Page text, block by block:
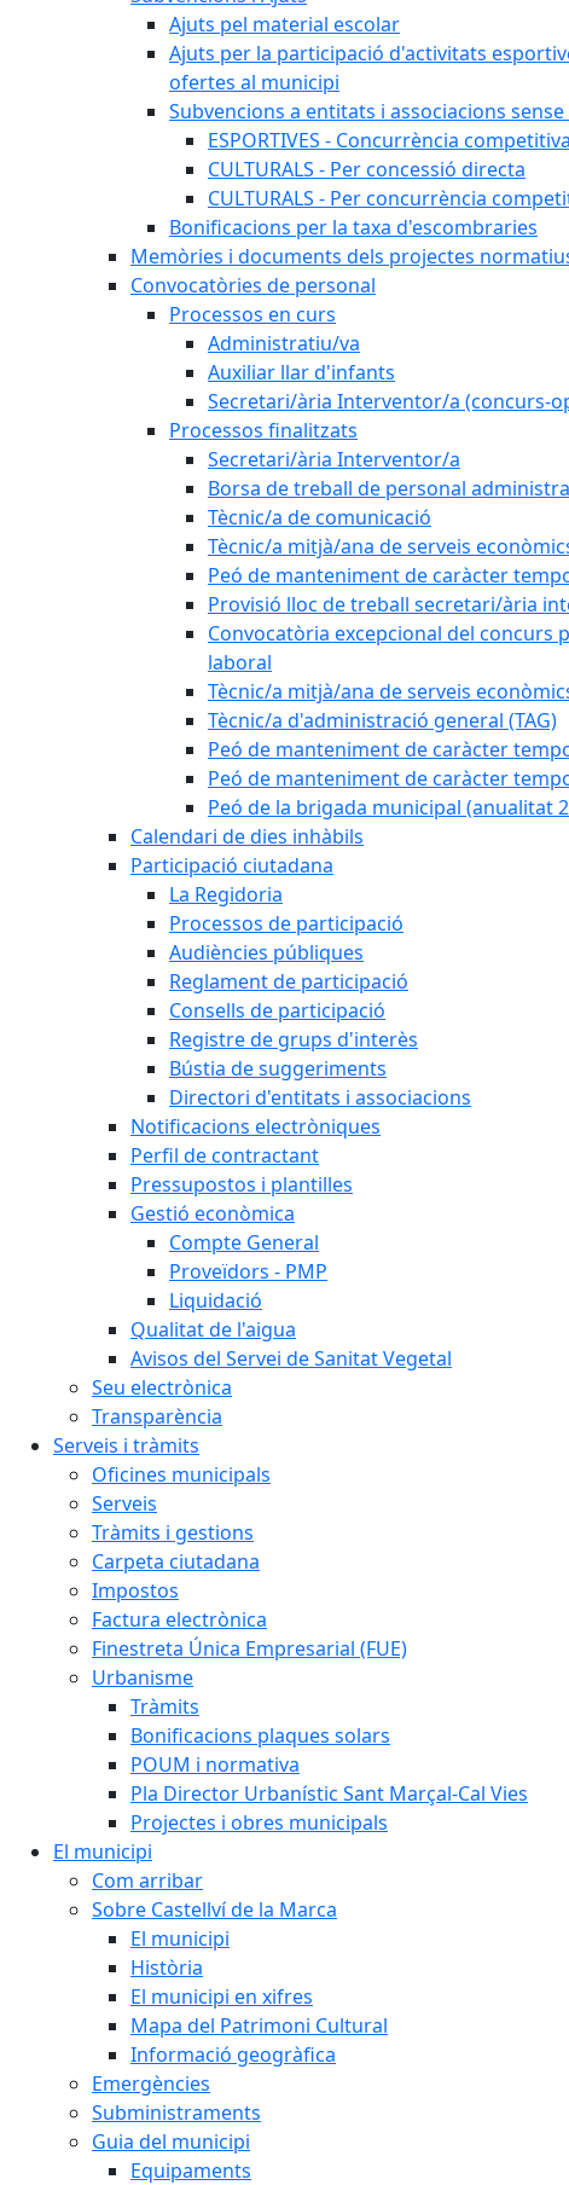
Ajuts pel material escolar
Ajuts per la participació d'activitats
ofertes al municipi
Subvencions a entitats i associacions
ESPORTIVES - Concurrència competitiva
CULTURALS - Per concessió directa
CULTURALS - Per concurrència
Bonificacions per la taxa d'escombraries
Memòries i documents dels projectes
Convocatòries de personal
Processos en curs
Administratiu/va
Auxiliar llar d'infants
Secretari/ària Interventor/a (concurs-
Processos finalitzats
Secretari/ària Interventor/a
Borsa de treball de personal
Tècnic/a de comunicació
Tècnic/a mitjà/ana de serveis
Peó de manteniment de caràcter
Provisió lloc de treball secretari/ària
Convocatòria excepcional del concurs
laboral
Tècnic/a mitjà/ana de serveis
Tècnic/a d'administració general (TAG)
Peó de manteniment de caràcter
Peó de manteniment de caràcter
Peó de la brigada municipal (anualitat
Calendari de dies inhàbils
Participació ciutadana
La Regidoria
Processos de participació
Audiències públiques
Reglament de participació
Consells de participació
Registre de grups d'interès
Bústia de suggeriments
Directori d'entitats i associacions
Notificacions electròniques
Perfil de contractant
Pressupostos i plantilles
Gestió econòmica
Compte General
Proveïdors - PMP
Liquidació
Qualitat de l'aigua
Avisos del Servei de Sanitat Vegetal
Seu electrònica
Transparència
Serveis i tràmits
Oficines municipals
Serveis
Tràmits i gestions
Carpeta ciutadana
Impostos
Factura electrònica
Finestreta Única Empresarial (FUE)
Urbanisme
Tràmits
Bonificacions plaques solars
POUM i normativa
Pla Director Urbanístic Sant Marçal-Cal Vies
Projectes i obres municipals
El municipi
Com arribar
Sobre Castellví de la Marca
El municipi
Història
El municipi en xifres
Mapa del Patrimoni Cultural
Informació geogràfica
Emergències
Subministraments
Guia del municipi
Equipaments